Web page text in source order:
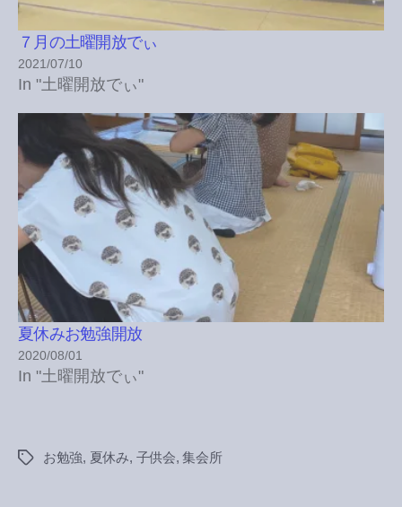
７月の土曜開放でぃ
2021/07/10
In "土曜開放でぃ"
夏休みお勉強開放
2020/08/01
In "土曜開放でぃ"
Tags お勉強, 夏休み, 子供会,集会所